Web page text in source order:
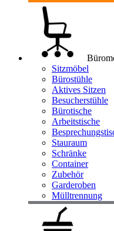
Sitzmöbel
Bürostühle
Aktives Sitzen
Besucherstühle
Bürotische
Arbeitstische
Stauraum
Schränke
Container
Zubehör
Garderoben
Mülltrennung